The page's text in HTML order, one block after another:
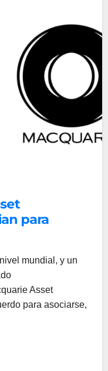
para
en la
mundial, y un
Asset
para asociarse,